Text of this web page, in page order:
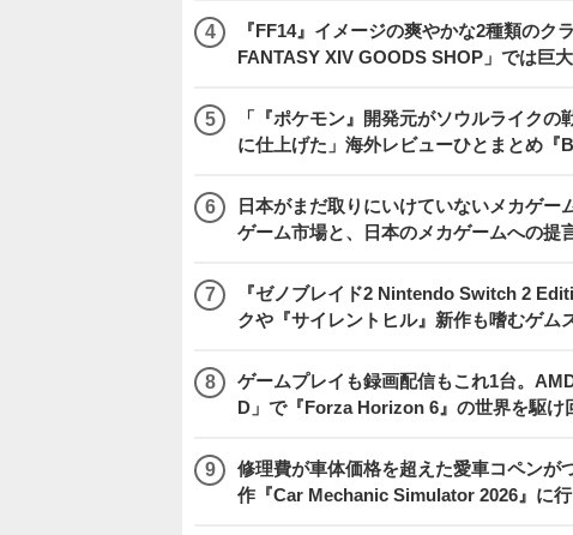
『FF14』イメージの爽やかな2種類の
FANTASY XIV GOODS SHOP」では巨
「『ポケモン』開発元がソウルライク
に仕上げた」海外レビューひとまとめ『
日本がまだ取りにいけていないメカゲ
ゲーム市場と、日本のメカゲームへの提
『ゼノブレイド2 Nintendo Switch 2
クや『サイレントヒル』新作も嗜むゲム
ゲームプレイも録画配信もこれ1台。
D」で『Forza Horizon 6』の世界を駆け
修理費が車体価格を超えた愛車コペンが
作『Car Mechanic Simulator 2026』に行